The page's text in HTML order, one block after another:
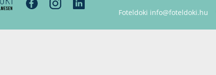
Foteldoki info@foteldoki.hu